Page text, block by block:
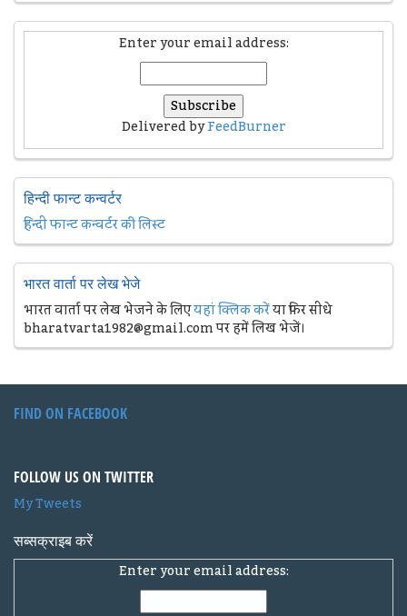
Enter your email address:
Delivered byFeedBurner
हिन्दी फान्ट कन्वर्टर
हिन्दी फान्ट कन्वर्टर की लिस्ट
भारत वार्ता पर लेख भेजे
भारत वार्ता पर लेख भेजने के लिएयहां क्लिक करेंया फिर सीधे
bharatvarta1982@gmail.com पर हमें लिख भेजें।
FIND ON FACEBOOK
FOLLOW US ON TWITTER
My Tweets
सब्सक्राइब करें
Enter your email address: